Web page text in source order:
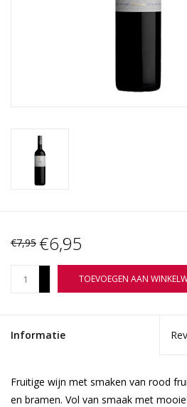
€7,95 €6,95
TOEVOEGEN AAN
Informatie
Fruitige wijn met smaken van rood
en bramen. Vol van smaak met